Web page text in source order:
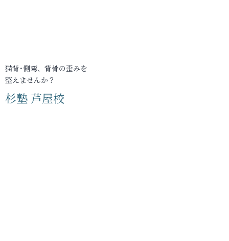
猫背･側弯、背骨の歪みを
整えませんか？
杉塾 芦屋校